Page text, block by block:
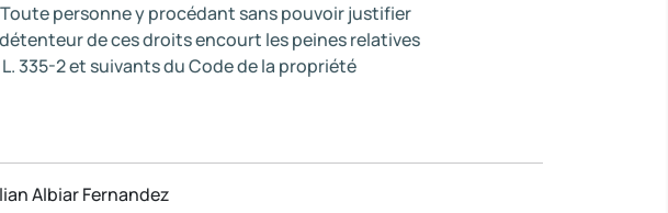
personne y procédant sans pouvoir justifier
de ces droits encourt les peines relatives
335-2 et suivants du Code de la propriété
Albiar Fernandez